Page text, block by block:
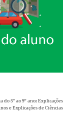
do 5º ao 9º ano; Explicações
eExplicações de Ciências